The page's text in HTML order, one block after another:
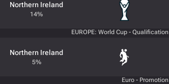
Northern Ireland
14%
EUROPE: World Cup - Qualification
Northern Ireland
5%
Euro - Promotion